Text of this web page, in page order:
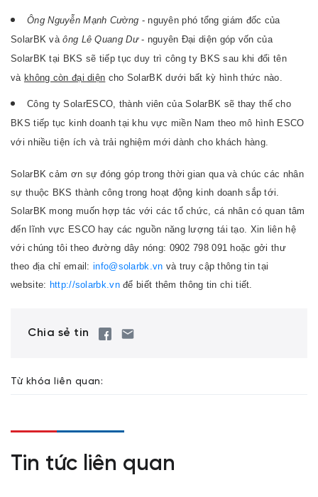
Ông Nguyễn Mạnh Cường - nguyên phó tổng giám đốc của
SolarBK vàông Lê Quang Dư- nguyên Đại diện góp vốn của
SolarBK tại BKS sẽ tiếp tục duy trì công ty BKS sau khi đổi tên
và không còn đại diện cho SolarBK dưới bất kỳ hình thức nào.
Công ty SolarESCO, thành viên của SolarBK sẽ thay thế cho
BKS tiếp tục kinh doanh tại khu vực miền Nam theo mô hình ESCO
với nhiều tiện ích và trải nghiệm mới dành cho khách hàng.
SolarBK cảm ơn sự đóng góp trong thời gian qua và chúc các nhân
sự thuộc BKS thành công trong hoạt động kinh doanh sắp tới.
SolarBK mong muốn hợp tác với các tổ chức, cá nhân có quan tâm
đến lĩnh vực ESCO hay các nguồn năng lượng tái tạo. Xin liên hệ
với chúng tôi theo đường dây nóng: 0902 798 091 hoặc gởi thư
theo địa chỉ email:info@solarbk.vn và truy cập thông tin tại
website: http://solarbk.vnđể biết thêm thông tin chi tiết.
Chia sẻ tin
Từ khóa liên quan:
Tin tức liên quan